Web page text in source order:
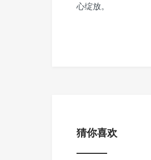
心绽放。
猜你喜欢